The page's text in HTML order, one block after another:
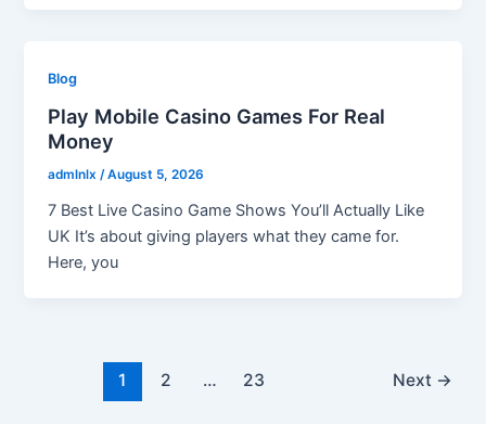
Blog
Play Mobile Casino Games For Real
Money
admlnlx /August 5, 2026
7 Best Live Casino Game Shows You’ll Actually Like
UK It’s about giving players what they came for.
Here, you
1 2 … 23 Next →